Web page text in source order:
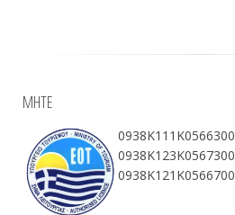
ΜΗΤΕ
0938Κ111Κ0566300
0938Κ123Κ0567300
0938Κ121Κ0566700